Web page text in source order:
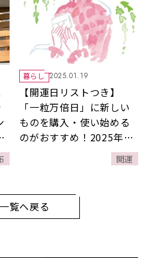
暮らし 2025.01.19
【開運日リストつき】
「一粒万倍日」に新しい
ものを購入・使い始める
のがおすすめ！2025年に
運気を高める「ラッキー
カラー＆モチーフ」ほか
す！
開運
覧へ戻る